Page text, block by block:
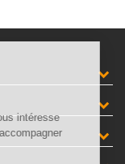
vous intéresse
accompagner